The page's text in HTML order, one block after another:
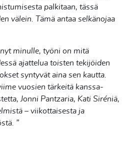
palkitaan, tässä
välein. Tämä antaa selkänojaa
minulle, työni on mitä
ajattelua toisten tekijöiden
syntyvät aina sen kautta.
vuosien tärkeitä kanssa-
Jonni Pantzaria, Kati Siréniä,
– viikottaisesta ja
”